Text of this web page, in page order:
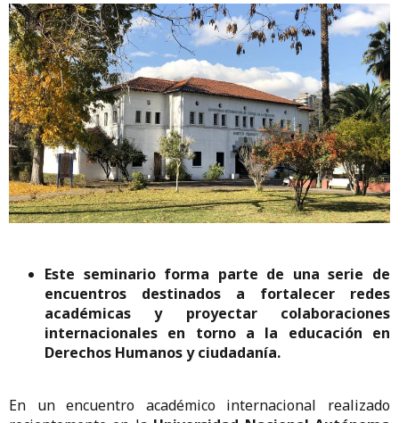
Este seminario forma parte de una serie de
encuentros destinados a fortalecer redes
académicas y proyectar colaboraciones
internacionales en torno a la educación en
Derechos Humanos y ciudadanía.
En un encuentro académico internacional realizado